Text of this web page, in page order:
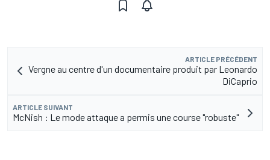
ARTICLE PRÉCÉDENT
Vergne au centre d'un documentaire produit par Leonardo
DiCaprio
ARTICLE SUIVANT
McNish : Le mode attaque a permis une course "robuste"